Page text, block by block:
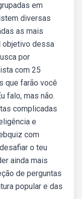
em
diversas
as mais
objetivo dessa
por
com 25
que farão você
falo, mas não.
complicadas
e
com
o teu
ainda mais
de perguntas
popular e das